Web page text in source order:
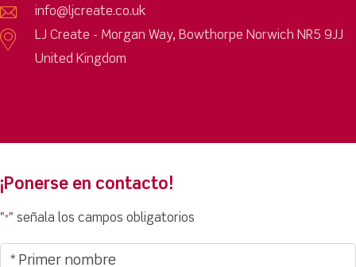
info@ljcreate.co.uk
LJ Create - Morgan Way, Bowthorpe Norwich NR5 9JJ
United Kingdom
¡Ponerse en contacto!
"*" señala los campos obligatorios